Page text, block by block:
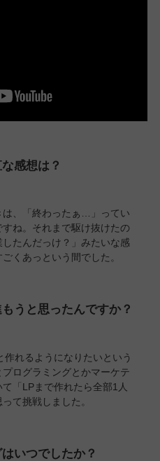
感想は？
は、「終わったぁ…」ってい
ね。それまで駆け抜けたの
たんだっけ？」みたいな感
くあっという間でした。
うと思ったんですか？
れるようになりたいという
ログラミングとかマーケテ
「LPまで作れたら全部1人
て挑戦しました。
いつでしたか？